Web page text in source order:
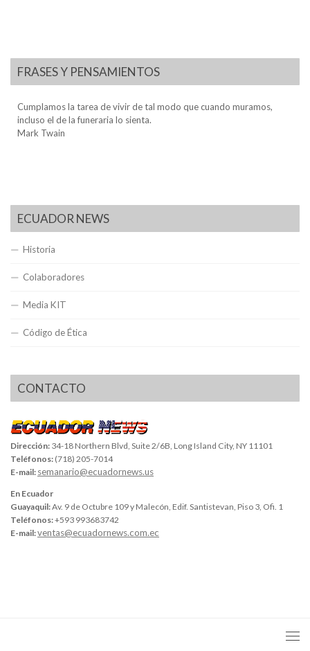
FRASES Y PENSAMIENTOS
Cumplamos la tarea de vivir de tal modo que cuando muramos,
incluso el de la funeraria lo sienta.
Mark Twain
ECUADOR NEWS
Historia
Colaboradores
Media KIT
Código de Ética
CONTACTO
Dirección: 34-18 Northern Blvd, Suite 2/6B, Long Island City, NY 11101
Teléfonos: (718) 205-7014
E-mail: semanario@ecuadornews.us
En Ecuador
Guayaquil:Av. 9 de Octubre 109 y Malecón, Edif. Santistevan, Piso 3, Ofi. 1
Teléfonos:+593 993683742
E-mail:ventas@ecuadornews.com.ec